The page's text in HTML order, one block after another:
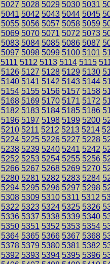
5027 5028 5029 5030 5031
5041 5042 5043 5044 5045
5055 5056 5057 5058 5059
5069 5070 5071 5072 5073
5083 5084 5085 5086 5087
5097 5098 5099 5100 5101
5111 5112 5113 5114 5115
5126 5127 5128 5129 5130
5140 5141 5142 5143 5144
5154 5155 5156 5157 5158
5168 5169 5170 5171 5172
5182 5183 5184 5185 5186
5196 5197 5198 5199 5200
5210 5211 5212 5213 5214
5224 5225 5226 5227 5228
5238 5239 5240 5241 5242
5252 5253 5254 5255 5256
5266 5267 5268 5269 5270
5280 5281 5282 5283 5284
5294 5295 5296 5297 5298
5308 5309 5310 5311 5312
5322 5323 5324 5325 5326
5336 5337 5338 5339 5340
5350 5351 5352 5353 5354
5364 5365 5366 5367 5368
5378 5379 5380 5381 5382
5392 5393 5394 5395 5396